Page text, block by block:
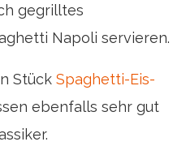
gegrilltes
Napoli servieren.
Stück Spaghetti-Eis-
ebenfalls sehr gut